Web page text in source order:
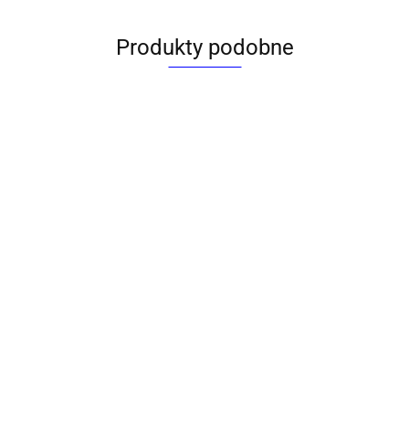
Produkty podobne